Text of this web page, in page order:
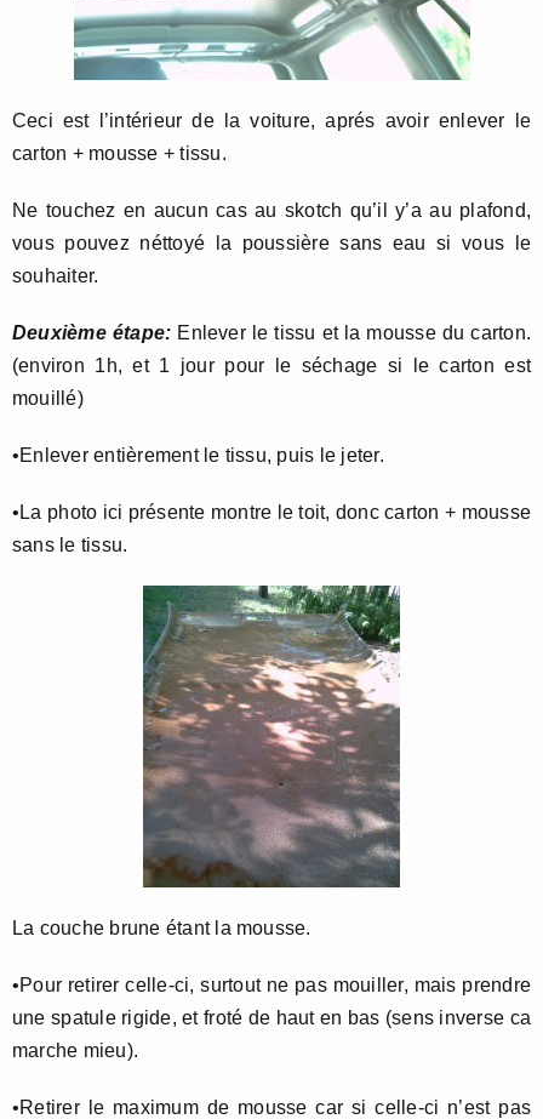
Ceci est l’intérieur de la voiture, aprés avoir enlever le
carton + mousse + tissu.
Ne touchez en aucun cas au skotch qu’il y’a au plafond,
vous pouvez néttoyé la poussière sans eau si vous le
souhaiter.
Deuxième étape: Enlever le tissu et la mousse du carton.
(environ 1h, et 1 jour pour le séchage si le carton est
mouillé)
•Enlever entièrement le tissu, puis le jeter.
•La photo ici présente montre le toit, donc carton + mousse
sans le tissu.
La couche brune étant la mousse.
•Pour retirer celle-ci, surtout ne pas mouiller, mais prendre
une spatule rigide, et froté de haut en bas (sens inverse ca
marche mieu).
•Retirer le maximum de mousse car si celle-ci n’est pas